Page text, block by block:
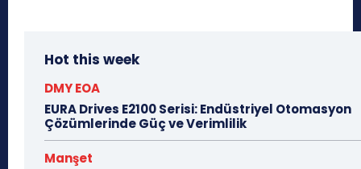
Hot this week
DMY EOA
EURA Drives E2100 Serisi: Endüstriyel Otomasyon
Çözümlerinde Güç ve Verimlilik
Manşet